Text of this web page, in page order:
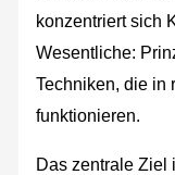
konzentriert sich
Wesentliche:
Techniken, die in
funktionieren.
Das zentrale Ziel